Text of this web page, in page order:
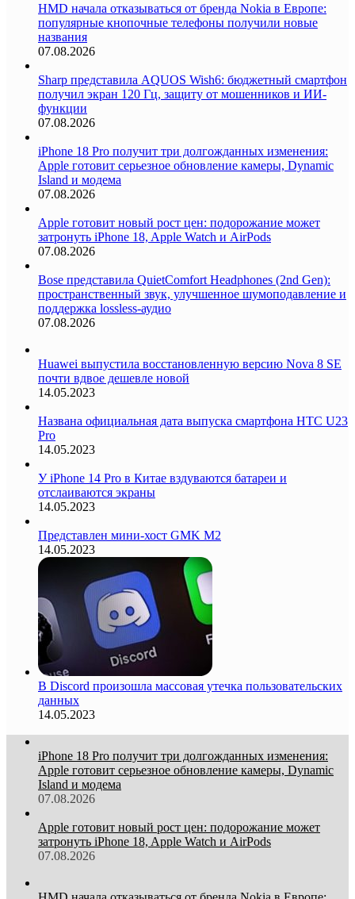
HMD начала отказываться от бренда Nokia в Европе:
популярные кнопочные телефоны получили новые
названия
07.08.2026
Sharp представила AQUOS Wish6: бюджетный смартфон
получил экран 120 Гц, защиту от мошенников и ИИ-
функции
07.08.2026
iPhone 18 Pro получит три долгожданных изменения:
Apple готовит серьезное обновление камеры, Dynamic
Island и модема
07.08.2026
Apple готовит новый рост цен: подорожание может
затронуть iPhone 18, Apple Watch и AirPods
07.08.2026
Bose представила QuietComfort Headphones (2nd Gen):
пространственный звук, улучшенное шумоподавление и
поддержка lossless-аудио
07.08.2026
Huawei выпустила восстановленную версию Nova 8 SE
почти вдвое дешевле новой
14.05.2023
Названа официальная дата выпуска смартфона HTC U23
Pro
14.05.2023
У iPhone 14 Pro в Китае вздуваются батареи и
отслаиваются экраны
14.05.2023
Представлен мини-хост GMK M2
14.05.2023
В Discord произошла массовая утечка пользовательских
данных
14.05.2023
iPhone 18 Pro получит три долгожданных изменения:
Apple готовит серьезное обновление камеры, Dynamic
Island и модема
07.08.2026
Apple готовит новый рост цен: подорожание может
затронуть iPhone 18, Apple Watch и AirPods
07.08.2026